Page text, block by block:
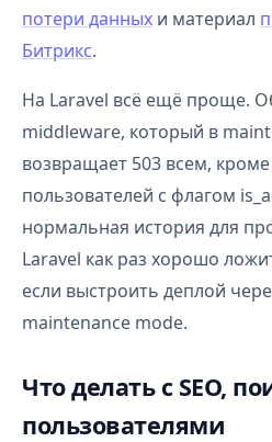
потери данных и материал
Битрикс.
На Laravel всё ещё проще.
middleware, который в
возвращает 503 всем,
пользователей с флагом
нормальная история для
Laravel как раз хорошо
если выстроить деплой
maintenance mode.
Что делать с SEO,
пользователями